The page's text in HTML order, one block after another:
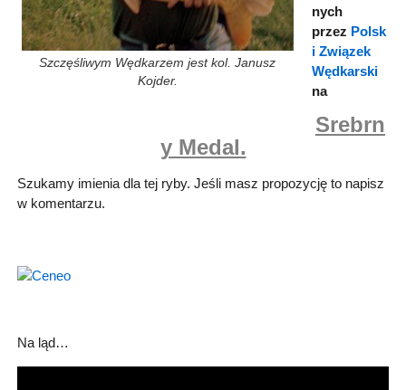
Szczęśliwym Wędkarzem jest kol. Janusz
Kojder.
nych
przez Polsk
i Związek
Wędkarski
na
Srebrn
y Medal.
Szukamy imienia dla tej ryby. Jeśli masz propozycję to napisz
w komentarzu.
Na ląd…